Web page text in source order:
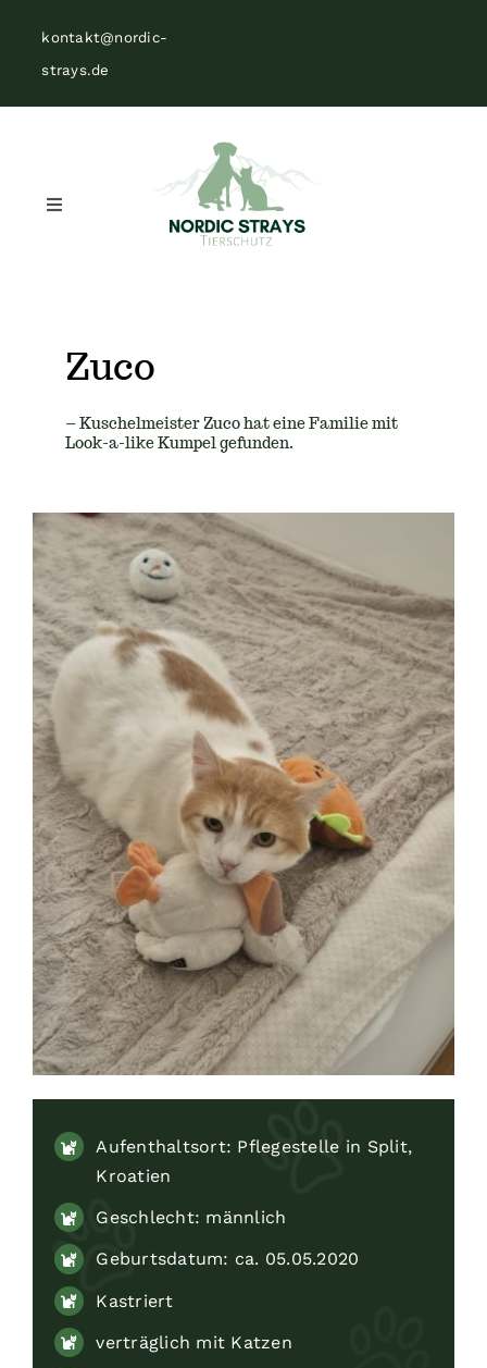
Inhalt
springen
kontakt@nordic-
strays.de
Toggle
Aufklärung
Kontakt
🔍
Zuco
– Kuschelmeister Zuco hat eine Familie mit
Look-a-like Kumpel gefunden.
Aufenthaltsort: Pflegestelle in Split,
Kroatien
Geschlecht: männlich
Geburtsdatum: ca. 05.05.2020
Kastriert
verträglich mit Katzen